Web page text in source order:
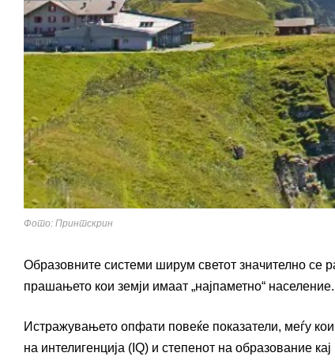
Фото: Принтскрин
Образовните системи ширум светот значително се
прашањето кои земји имаат „најпаметно“ население.
Истражувањето опфати повеќе показатели, меѓу
на интелигенција (IQ) и степенот на образование